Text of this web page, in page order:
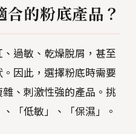
的粉底產品？
過敏、乾燥脫屑，甚至
因此，選擇粉底時需要
、刺激性強的產品。挑
「低敏」、「保濕」。